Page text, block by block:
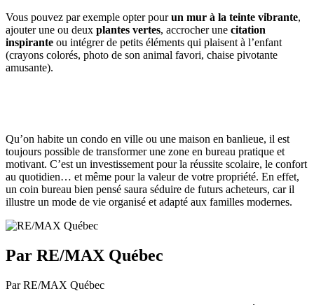
Vous pouvez par exemple opter pourun mur à la teinte vibrante,
ajouter une ou deux plantes vertes, accrocher une citation
inspirante ou intégrer de petits éléments qui plaisent à l’enfant
(crayons colorés, photo de son animal favori, chaise pivotante
amusante).
Qu’on habite un condo en ville ou une maison en banlieue, il est
toujours possible de transformer une zone en bureau pratique et
motivant. C’est un investissement pour la réussite scolaire, le confort
au quotidien… et même pour la valeur de votre propriété. En effet,
un coin bureau bien pensé saura séduire de futurs acheteurs, car il
illustre un mode de vie organisé et adapté aux familles modernes.
Par RE/MAX Québec
Par RE/MAX Québec